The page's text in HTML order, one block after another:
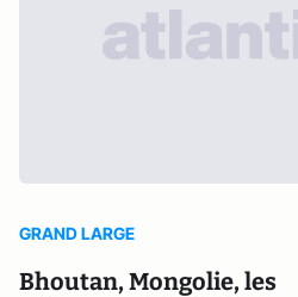
GRAND LARGE
Bhoutan, Mongolie, les